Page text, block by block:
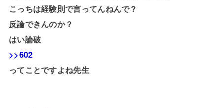
こっちは経験則で言ってんねんで？
反論できんのか？
はい論破
>>602
ってことですよね先生